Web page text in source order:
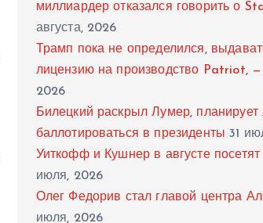
миллиардер отказался говорить о
августа, 2026
Трамп пока не определился,
лицензию на производство Patriot, —
2026
Билецкий раскрыл Лумер, планирует
баллотироваться в президенты 31
Уиткофф и Кушнер в августе посетят
июля, 2026
Олег Федорив стал главой центра
июля, 2026